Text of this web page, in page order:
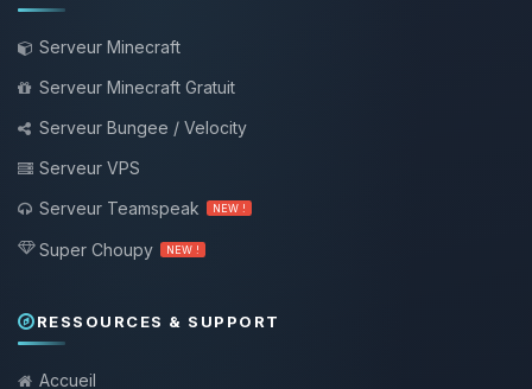
Serveur Minecraft
Serveur Minecraft Gratuit
Serveur Bungee / Velocity
Serveur VPS
Serveur Teamspeak
NEW !
Super Choupy NEW !
RESSOURCES & SUPPORT
Accueil